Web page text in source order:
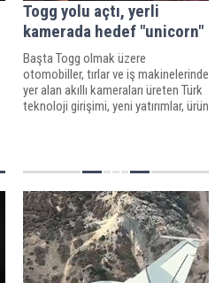
Togg yolu açtı, yerli
kamerada hedef "unicorn"
Başta Togg olmak üzere
otomobiller, tırlar ve iş makinelerinde
yer alan akıllı kameraları üreten Türk
teknoloji girişimi, yeni yatırımlar, ürün